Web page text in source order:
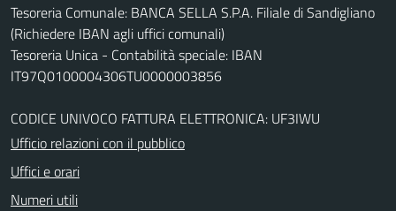
Tesoreria Comunale: BANCA SELLA S.P.A. Filiale di Sandigliano
(Richiedere IBAN agli uffici comunali)
Tesoreria Unica - Contabilità speciale: IBAN
IT97Q0100004306TU0000003856
CODICE UNIVOCO FATTURA ELETTRONICA: UF3IWU
Ufficio relazioni con il pubblico
Uffici e orari
Numeri utili